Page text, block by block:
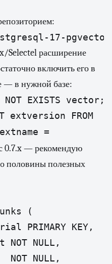
17-pgvector
Selectel расширение
включить его в
— в нужной базе:
NOT EXISTS vector;
extversion FROM
=
0.7.x — рекомендую
половины полезных
(
PRIMARY KEY,
NOT NULL,
NOT NULL,